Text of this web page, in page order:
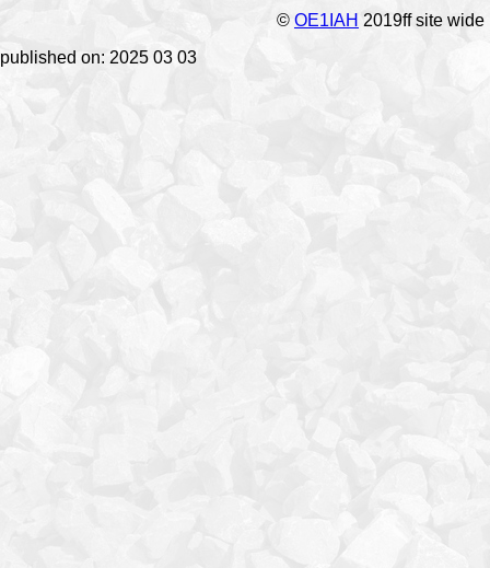
© OE1IAH 2019ff site
published on: 2025 03 03